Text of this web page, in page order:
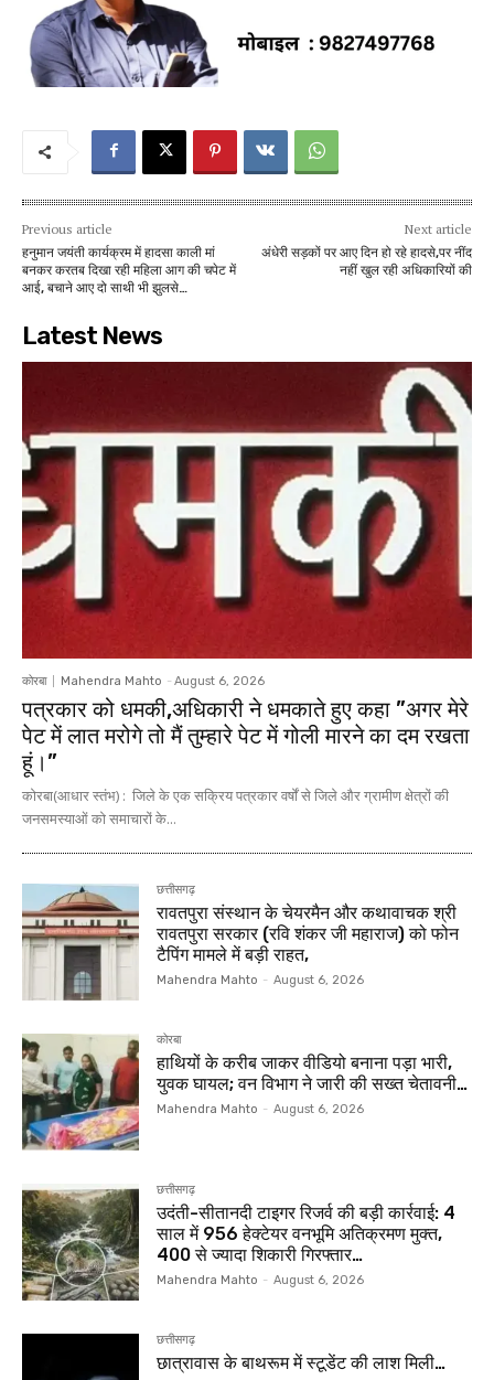
Previous article
हनुमान जयंती कार्यक्रम में हादसा काली मां
बनकर करतब दिखा रही महिला आग की चपेट में
आई, बचाने आए दो साथी भी झुलसे…
Next article
अंधेरी सड़कों पर आए दिन हो रहे हादसे,पर नींद
नहीं खुल रही अधिकारियों की
Latest News
कोरबा Mahendra Mahto - August 6, 2026
पत्रकार को धमकी,अधिकारी ने धमकाते हुए कहा ”अगर मेरे
पेट में लात मरोगे तो मैं तुम्हारे पेट में गोली मारने का दम रखता
हूं।”
कोरबा(आधार स्तंभ) : जिले के एक सक्रिय पत्रकार वर्षों से जिले और ग्रामीण क्षेत्रों की
जनसमस्याओं को समाचारों के...
छत्तीसगढ़
रावतपुरा संस्थान के चेयरमैन और कथावाचक श्री
रावतपुरा सरकार (रवि शंकर जी महाराज) को फोन
टैपिंग मामले में बड़ी राहत,
Mahendra Mahto - August 6, 2026
कोरबा
हाथियों के करीब जाकर वीडियो बनाना पड़ा भारी,
युवक घायल; वन विभाग ने जारी की सख्त चेतावनी…
Mahendra Mahto - August 6, 2026
छत्तीसगढ़
उदंती-सीतानदी टाइगर रिजर्व की बड़ी कार्रवाई: 4
साल में 956 हेक्टेयर वनभूमि अतिक्रमण मुक्त,
400 से ज्यादा शिकारी गिरफ्तार…
Mahendra Mahto - August 6, 2026
छत्तीसगढ़
छात्रावास के बाथरूम में स्टूडेंट की लाश मिली…